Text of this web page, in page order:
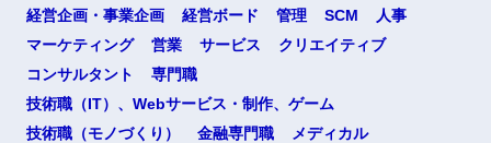
鹿児島県 沖縄県
海外
経営企画・事業企画 経営ボード 管理 SCM
人事
マーケティング
営業 サービス
クリエイティブ
コンサルタント
専門職
技術職（IT）、Webサービス・制作、ゲーム
技術職（モノづくり）
金融専門職
メディカル